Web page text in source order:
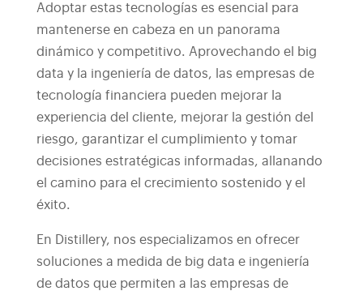
Adoptar estas tecnologías es esencial para
mantenerse en cabeza en un panorama
dinámico y competitivo. Aprovechando el big
data y la ingeniería de datos, las empresas de
tecnología financiera pueden mejorar la
experiencia del cliente, mejorar la gestión del
riesgo, garantizar el cumplimiento y tomar
decisiones estratégicas informadas, allanando
el camino para el crecimiento sostenido y el
éxito.
En Distillery, nos especializamos en ofrecer
soluciones a medida de big data e ingeniería
de datos que permiten a las empresas de